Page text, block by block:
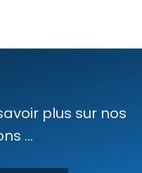
plus sur nos
...